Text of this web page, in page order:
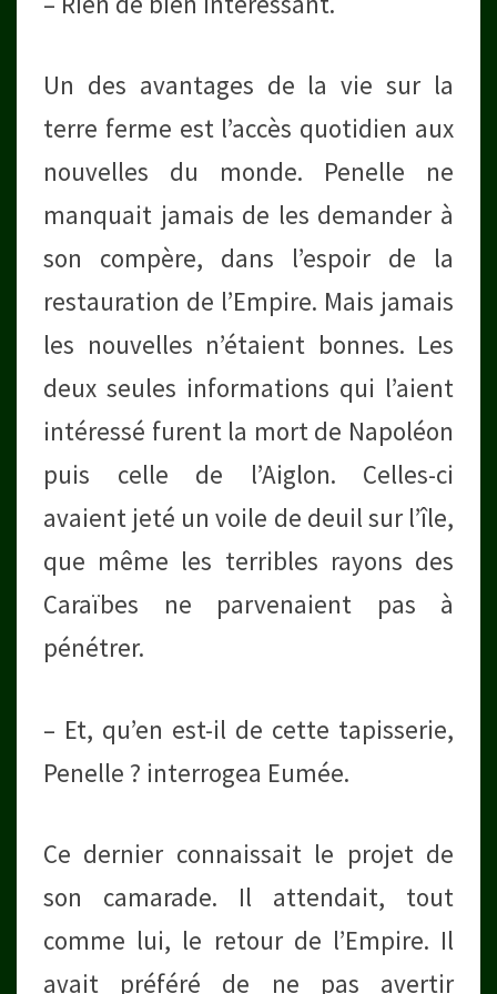
Un des avantages de la vie sur la
terre ferme est l’accès quotidien aux
nouvelles du monde. Penelle ne
manquait jamais de les demander à
son compère, dans l’espoir de la
restauration de l’Empire. Mais jamais
les nouvelles n’étaient bonnes. Les
deux seules informations qui l’aient
intéressé furent la mort de Napoléon
puis celle de l’Aiglon. Celles-ci
avaient jeté un voile de deuil sur l’île,
que même les terribles rayons des
Caraïbes ne parvenaient pas à
pénétrer.
– Et, qu’en est-il de cette tapisserie,
Penelle ? interrogea Eumée.
Ce dernier connaissait le projet de
son camarade. Il attendait, tout
comme lui, le retour de l’Empire. Il
avait préféré de ne pas avertir